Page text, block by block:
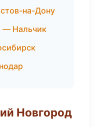
на-Дону
— Нальчик
Новгород